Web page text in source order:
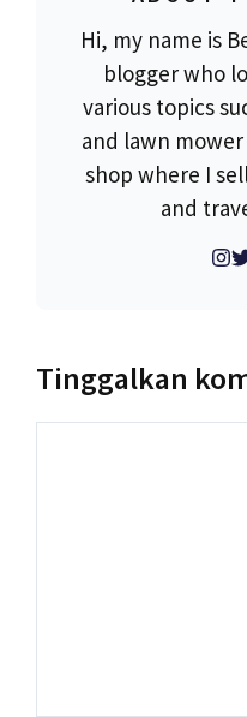
Hi, my name is
blogger who
various topics
and lawn mower
shop where I
and
Tinggalkan